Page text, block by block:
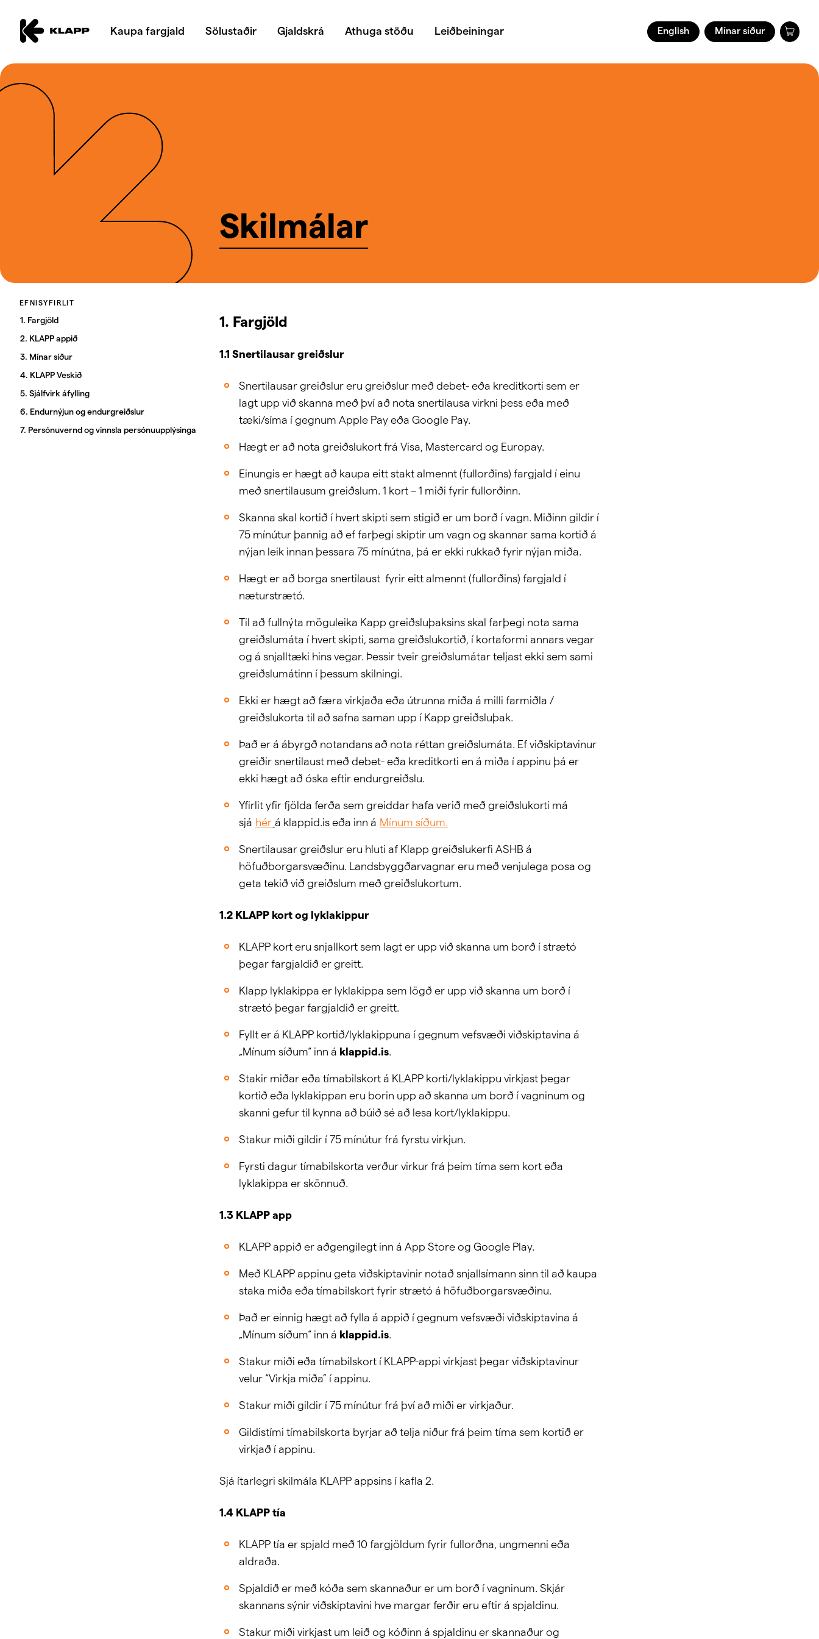
Kaupa fargjald Sölustaðir Gjaldskrá Athuga stöðu Leiðbeiningar English Mínar síður
Skilmálar
EFNISYFIRLIT
1. Fargjöld
2. KLAPP appið
3. Mínar síður
4. KLAPP Veskið
5. Sjálfvirk áfylling
6. Endurnýjun og endurgreiðslur
7. Persónuvernd og vinnsla persónuupplýsinga
1. Fargjöld
1.1 Snertilausar greiðslur
Snertilausar greiðslur eru greiðslur með debet- eða kreditkorti sem er
lagt upp við skanna með því að nota snertilausa virkni þess eða með
tæki/síma í gegnum Apple Pay eða Google Pay.
Hægt er að nota greiðslukort frá Visa, Mastercard og Europay.
Einungis er hægt að kaupa eitt stakt almennt (fullorðins) fargjald í einu
með snertilausum greiðslum. 1 kort – 1 miði fyrir fullorðinn.
Skanna skal kortið í hvert skipti sem stigið er um borð í vagn. Miðinn gildir í
75 mínútur þannig að ef farþegi skiptir um vagn og skannar sama kortið á
nýjan leik innan þessara 75 mínútna, þá er ekki rukkað fyrir nýjan miða.
Hægt er að borga snertilaust fyrir eitt almennt (fullorðins) fargjald í
næturstrætó.
Til að fullnýta möguleika Kapp greiðsluþaksins skal farþegi nota sama
greiðslumáta í hvert skipti, sama greiðslukortið, í kortaformi annars vegar
og á snjalltæki hins vegar. Þessir tveir greiðslumátar teljast ekki sem sami
greiðslumátinn í þessum skilningi.
Ekki er hægt að færa virkjaða eða útrunna miða á milli farmiðla /
greiðslukorta til að safna saman upp í Kapp greiðsluþak.
Það er á ábyrgð notandans að nota réttan greiðslumáta. Ef viðskiptavinur
greiðir snertilaust með debet- eða kreditkorti en á miða í appinu þá er
ekki hægt að óska eftir endurgreiðslu.
Yfirlit yfir fjölda ferða sem greiddar hafa verið með greiðslukorti má
sjá hér á klappid.is eða inn á Mínum síðum.
Snertilausar greiðslur eru hluti af Klapp greiðslukerfi ASHB á
höfuðborgarsvæðinu. Landsbyggðarvagnar eru með venjulega posa og
geta tekið við greiðslum með greiðslukortum.
1.2 KLAPP kort og lyklakippur
KLAPP kort eru snjallkort sem lagt er upp við skanna um borð í strætó
þegar fargjaldið er greitt.
Klapp lyklakippa er lyklakippa sem lögð er upp við skanna um borð í
strætó þegar fargjaldið er greitt.
Fyllt er á KLAPP kortið/lyklakippuna í gegnum vefsvæði viðskiptavina á
„Mínum síðum“ inn á klappid.is.
Stakir miðar eða tímabilskort á KLAPP korti/lyklakippu virkjast þegar
kortið eða lyklakippan eru borin upp að skanna um borð í vagninum og
skanni gefur til kynna að búið sé að lesa kort/lyklakippu.
Stakur miði gildir í 75 mínútur frá fyrstu virkjun.
Fyrsti dagur tímabilskorta verður virkur frá þeim tíma sem kort eða
lyklakippa er skönnuð.
1.3 KLAPP app
KLAPP appið er aðgengilegt inn á App Store og Google Play.
Með KLAPP appinu geta viðskiptavinir notað snjallsímann sinn til að kaupa
staka miða eða tímabilskort fyrir strætó á höfuðborgarsvæðinu.
Það er einnig hægt að fylla á appið í gegnum vefsvæði viðskiptavina á
„Mínum síðum“ inn á klappid.is.
Stakur miði eða tímabilskort í KLAPP-appi virkjast þegar viðskiptavinur
velur “Virkja miða” í appinu.
Stakur miði gildir í 75 mínútur frá því að miði er virkjaður.
Gildistími tímabilskorta byrjar að telja niður frá þeim tíma sem kortið er
virkjað í appinu.
Sjá ítarlegri skilmála KLAPP appsins í kafla 2.
1.4 KLAPP tía
KLAPP tía er spjald með 10 fargjöldum fyrir fullorðna, ungmenni eða
aldraða.
Spjaldið er með kóða sem skannaður er um borð í vagninum. Skjár
skannans sýnir viðskiptavini hve margar ferðir eru eftir á spjaldinu.
Stakur miði virkjast um leið og kóðinn á spjaldinu er skannaður og